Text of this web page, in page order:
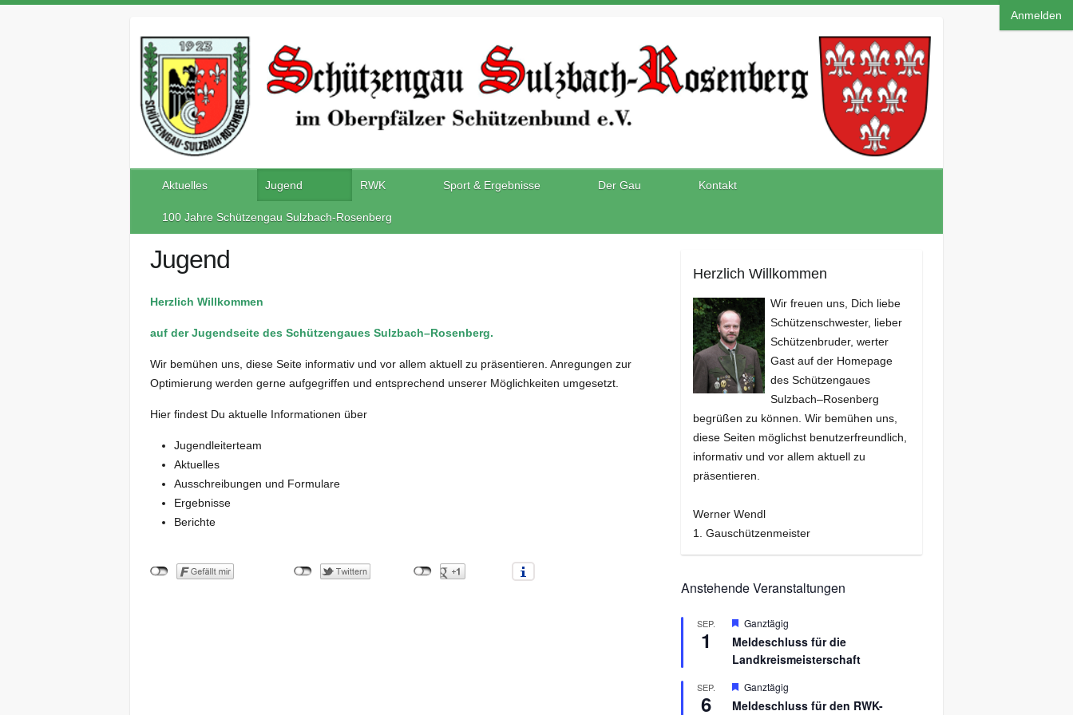
Anmelden
Aktuelles Jugend RWK Sport & Ergebnisse Der Gau Kontakt
100 Jahre Schützengau Sulzbach-Rosenberg
Jugend
Herzlich Willkommen
auf der Jugendseite des Schützengaues Sulzbach–Rosenberg.
Wir bemühen uns, diese Seite informativ und vor allem aktuell zu präsentieren. Anregungen zur
Optimierung werden gerne aufgegriffen und entsprechend unserer Möglichkeiten umgesetzt.
Hier findest Du aktuelle Informationen über
Jugendleiterteam
Aktuelles
Ausschreibungen und Formulare
Ergebnisse
Berichte
Herzlich Willkommen
Wir freuen uns, Dich liebe
Schützenschwester, lieber
Schützenbruder, werter
Gast auf der Homepage
des Schützengaues
Sulzbach–Rosenberg
begrüßen zu können. Wir bemühen uns,
diese Seiten möglichst benutzerfreundlich,
informativ und vor allem aktuell zu
präsentieren.
Werner Wendl
1. Gauschützenmeister
Anstehende Veranstaltungen
SEP.
1
H
r
v
r
e
Ganztägig
Meldeschluss für die
Landkreismeisterschaft
SEP.
6
H
r
Ganztägig
Meldeschluss für den RWK-